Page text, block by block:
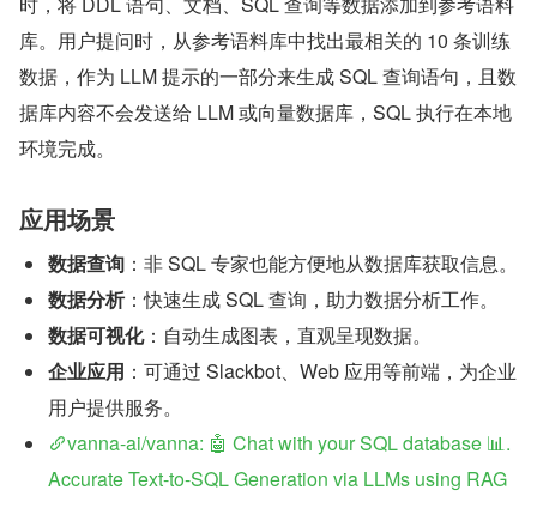
库。用户提问时，从参考语料库中找出最相关的 10 条训练
数据，作为 LLM 提示的一部分来生成 SQL 查询语句，且数
据库内容不会发送给 LLM 或向量数据库，SQL 执行在本地
环境完成。
应用场景
数据查询 ：非 SQL 专家也能方便地从数据库获取信息。
数据分析：快速生成 SQL 查询，助力数据分析工作。
数据可视化：自动生成图表，直观呈现数据。
企业应用 ：可通过 Slackbot、Web 应用等前端，为企业
用户提供服务。
vanna-ai/vanna: 🤖 Chat with your SQL database 📊.
Accurate Text-to-SQL Generation via LLMs using RAG